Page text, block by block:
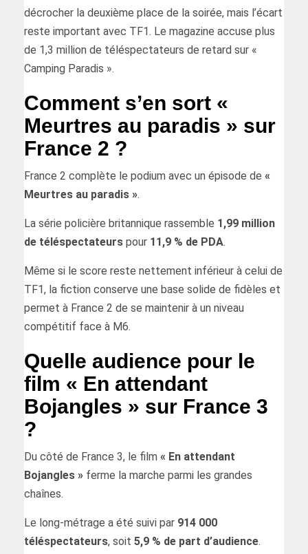
décrocher la deuxième place de la soirée, mais l’écart
reste important avec TF1. Le magazine accuse plus
de 1,3 million de téléspectateurs de retard sur «
Camping Paradis ».
Comment s’en sort «
Meurtres au paradis » sur
France 2 ?
France 2 complète le podium avec un épisode de «
Meurtres au paradis ».
La série policière britannique rassemble 1,99 million
de téléspectateurs pour 11,9 % de PDA.
Même si le score reste nettement inférieur à celui de
TF1, la fiction conserve une base solide de fidèles et
permet à France 2 de se maintenir à un niveau
compétitif face à M6.
Quelle audience pour le
film « En attendant
Bojangles » sur France 3
?
Du côté de France 3, le film « En attendant
Bojangles » ferme la marche parmi les grandes
chaînes.
Le long-métrage a été suivi par 914 000
téléspectateurs, soit 5,9 % de part d’audience.